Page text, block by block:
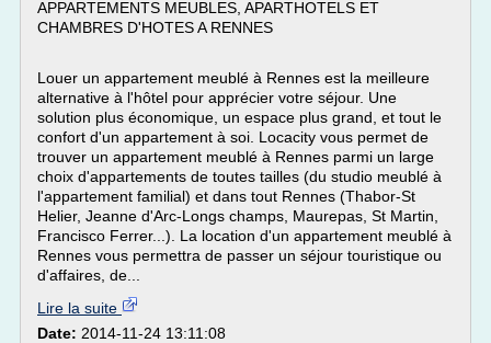
APPARTEMENTS MEUBLES, APARTHOTELS ET
CHAMBRES D'HOTES A RENNES
Louer un appartement meublé à Rennes est la meilleure
alternative à l'hôtel pour apprécier votre séjour. Une
solution plus économique, un espace plus grand, et tout le
confort d'un appartement à soi. Locacity vous permet de
trouver un appartement meublé à Rennes parmi un large
choix d'appartements de toutes tailles (du studio meublé à
l'appartement familial) et dans tout Rennes (Thabor-St
Helier, Jeanne d'Arc-Longs champs, Maurepas, St Martin,
Francisco Ferrer...). La location d'un appartement meublé à
Rennes vous permettra de passer un séjour touristique ou
d'affaires, de...
Lire la suite
Date: 2014-11-24 13:11:08